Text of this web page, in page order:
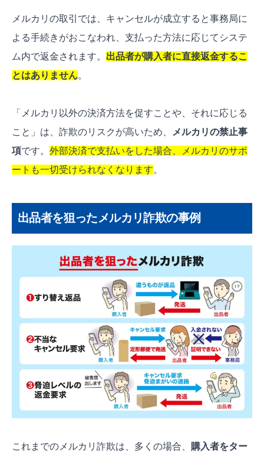
メルカリの取引では、キャンセルが成立すると事務局に
よる手続きがおこなわれ、支払った方法に応じてシステ
ム内で返金されます。 出品者が購入者に直接返金するこ
とはありません。
「メルカリ以外の決済方法を促すことや、それに応じる
こと」は、詐欺のリスクが高いため、
メルカリの禁止事
項です。 外部決済で支払いをした場合、メルカリのサポ
ートも一切受けられなくなります。
出品者を狙ったメルカリ詐欺の事例
これまでのメルカリ詐欺は、多くの場合、 購入者をター